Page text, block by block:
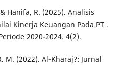
Hanifa, R. (2025). Analisis
Kinerja Keuangan Pada PT .
2020-2024. 4(2).
M. (2022). Al-Kharaj?: Jurnal